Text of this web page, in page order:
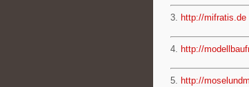
3. http://mifratis.de
4. http://
5. http://